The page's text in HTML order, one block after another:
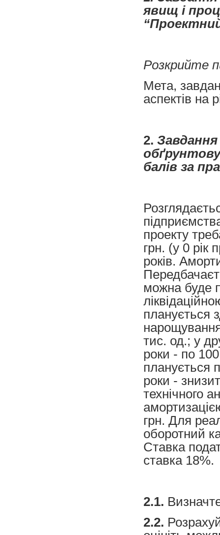
явищ і
Розкрийте
Мета,
аспектів на
2.
балів за
проекту
грн. (у 0 рік
років.
можна буде
планується
тис. од.; у
роки - по
планується
роки -
технічного
грн. Для
оборотний
Ставка
ставка 18%.
2.1.
2.2.